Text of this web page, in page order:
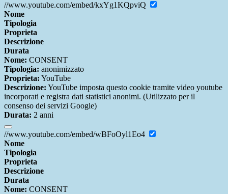
//www.youtube.com/embed/kxYg1KQpviQ
Nome
Tipologia
Proprieta
Descrizione
Durata
Nome: CONSENT
Tipologia: anonimizzato
Proprieta: YouTube
Descrizione: YouTube imposta questo cookie tramite video youtube
incorporati e registra dati statistici anonimi. (Utilizzato per il
consenso dei servizi Google)
Durata: 2 anni
//www.youtube.com/embed/wBFoOyl1Eo4
Nome
Tipologia
Proprieta
Descrizione
Durata
Nome: CONSENT